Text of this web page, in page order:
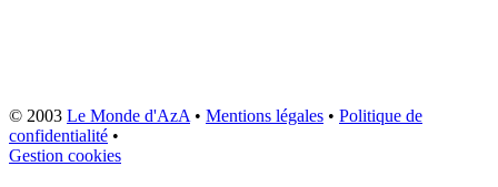
© 2003 Le Monde d'AzA• Mentions légales • Politique de
confidentialité •
Gestion cookies